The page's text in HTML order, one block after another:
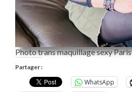
Photo trans maquillage sexy Paris
Partager :
WhatsApp